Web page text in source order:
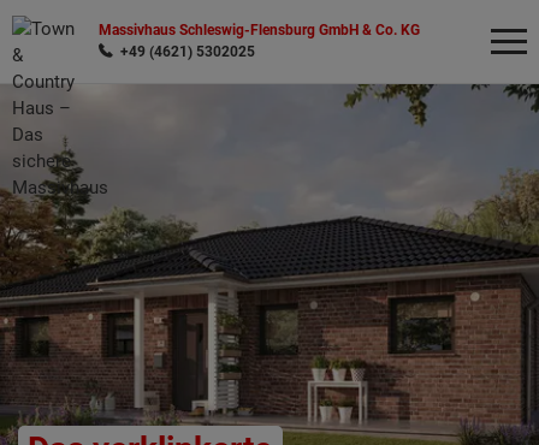
Massivhaus Schleswig-Flensburg GmbH & Co. KG
+49 (4621) 5302025
Wonach möchten Sie suchen?